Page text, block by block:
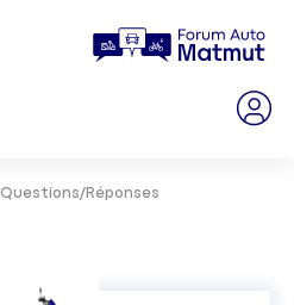
Questions/Réponses